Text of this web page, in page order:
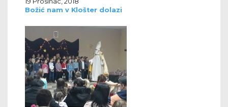
Božić nam v Klošter dolazi